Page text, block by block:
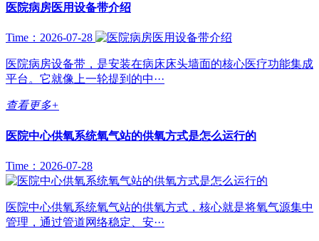
医院病房医用设备带介绍
Time：2026-07-28
医院病房设备带，是安装在病床床头墙面的核心医疗功能集成
平台。它就像上一轮提到的中···
查看更多+
医院中心供氧系统氧气站的供氧方式是怎么运行的
Time：2026-07-28
医院中心供氧系统氧气站的供氧方式，核心就是将氧气源集中
管理，通过管道网络稳定、安···